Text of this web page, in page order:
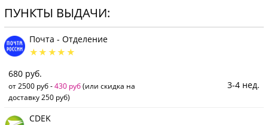
ПУНКТЫ ВЫДАЧИ:
Почта - Отделение
680 руб.
от 2500 руб -430 руб(или скидка на
доставку 250 руб)
3-4 нед.
CDEK